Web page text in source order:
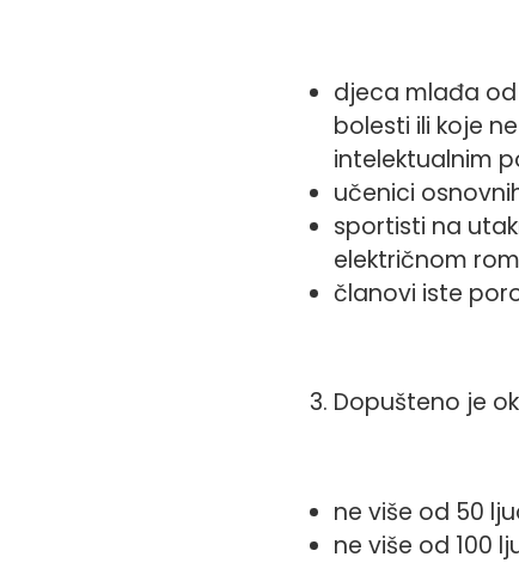
djeca mlađa
bolesti ili koje
intelektualnim
učenici
sportisti na
električnom
članovi iste
Dopušteno je
ne više od 50
ne više od 100